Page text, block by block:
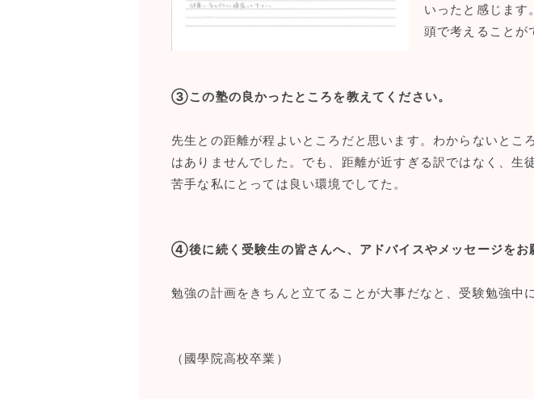
いったと感じま
頭で考えることが
③この塾の良かったところを教えてください。
先生との距離が程よいところだと思います。わからないと
はありませんでした。でも、距離が近すぎる訳ではなく、
苦手な私にとっては良い環境でしてた。
④後に続く受験生の皆さんへ、アドバイスやメッセージをお
勉強の計画をきちんと立てることが大事だなと、受験勉強中
（國學院高校卒業）